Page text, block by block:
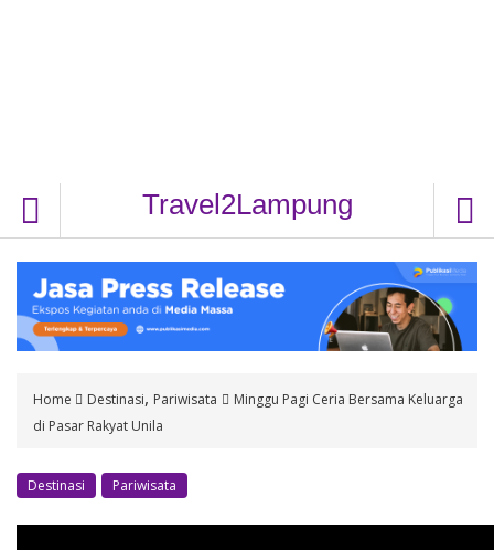
Travel2Lampung
Home Destinasi, Pariwisata
Minggu Pagi Ceria Bersama Keluarga
di Pasar Rakyat Unila
Destinasi Pariwisata